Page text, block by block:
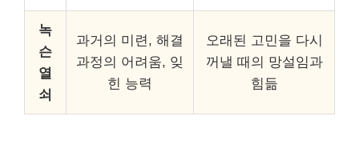
녹
슨
열
쇠
과거의 미련, 해결
과정의 어려움, 잊
힌 능력
오래된 고민을 다시
꺼낼 때의 망설임과
힘듦